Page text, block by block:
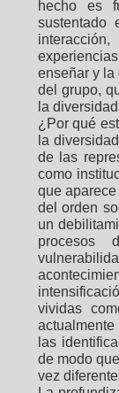
hecho es
enseñar y la
del grupo,
la
¿Por qué
la
de las
como
que
del orden
un
procesos
vividas
las
de modo
vez